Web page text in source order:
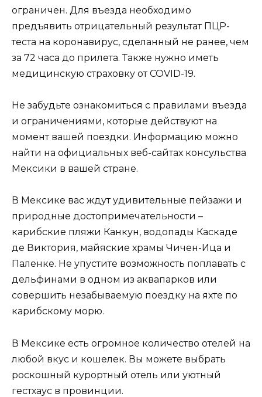
ограничен. Для въезда необходимо
предъявить отрицательный результат ПЦР-
теста на коронавирус, сделанный не ранее, чем
за 72 часа до прилета. Также нужно иметь
медицинскую страховку от COVID-19.
Не забудьте ознакомиться с правилами въезда
и ограничениями, которые действуют на
момент вашей поездки. Информацию можно
найти на официальных веб-сайтах консульства
Мексики в вашей стране.
В Мексике вас ждут удивительные пейзажи и
природные достопримечательности –
карибские пляжи Канкун, водопады Каскаде
де Виктория, майяские храмы Чичен-Ица и
Паленке. Не упустите возможность поплавать с
дельфинами в одном из аквапарков или
совершить незабываемую поездку на яхте по
карибскому морю.
В Мексике есть огромное количество отелей на
любой вкус и кошелек. Вы можете выбрать
роскошный курортный отель или уютный
гестхаус в провинции.